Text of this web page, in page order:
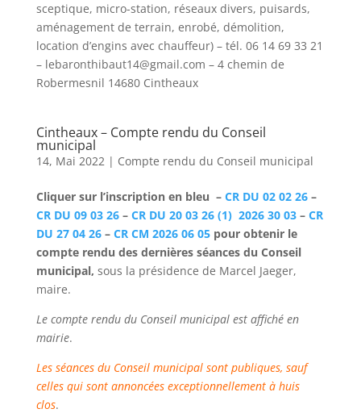
sceptique, micro-station, réseaux divers, puisards,
aménagement de terrain, enrobé, démolition,
location d’engins avec chauffeur) – tél. 06 14 69 33 21
– lebaronthibaut14@gmail.com – 4 chemin de
Robermesnil 14680 Cintheaux
Cintheaux – Compte rendu du Conseil
municipal
14, Mai 2022| Compte rendu du Conseil municipal
Cliquer sur l’inscription en bleu – CR DU 02 02 26–
CR DU 09 03 26– CR DU 20 03 26 (1) 2026 30 03– CR
DU 27 04 26– CR CM 2026 06 05pour obtenir le
compte rendu des dernières séances du Conseil
municipal, sous la présidence de Marcel Jaeger,
maire.
Le compte rendu du Conseil municipal est affiché en
mairie.
Les séances du Conseil municipal sont publiques, sauf
celles qui sont annoncées exceptionnellement à huis
clos.